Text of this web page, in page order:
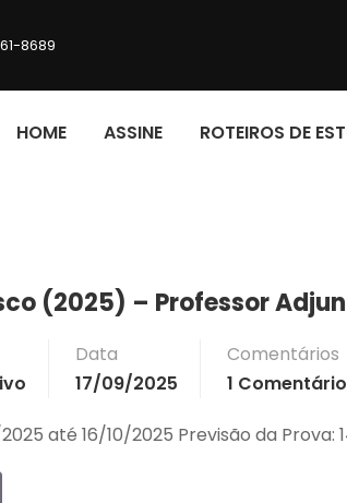
8689
HOME ASSINE ROTEIROS DE
(2025) – Professor
Data
17/09/2025
Comentários
1 Comentário
até 16/10/2025 Previsão da